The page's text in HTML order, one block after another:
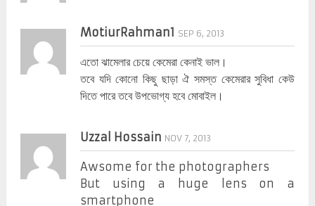
MotiurRahman1 SEP 6, 2013
এতো ঝামেলার চেয়ে কেমেরা কেনাই ভাল।
তবে যদি কোনো কিছু ছাড়া ঐ সমস্ত কেমেরার সুবিধা কেউ
দিতে পারে তবে উপভোগ্য হবে মোবাইল।
Uzzal Hossain NOV 7, 2013
Awsome for the photographers
But using a huge lens on a
smartphone